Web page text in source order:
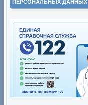
ПЕРСОНАЛЬНЫХ ДАННЫХ